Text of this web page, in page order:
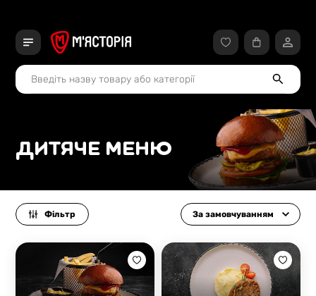
ДИТЯЧЕ МЕНЮ
Фільтр За замовчуванням